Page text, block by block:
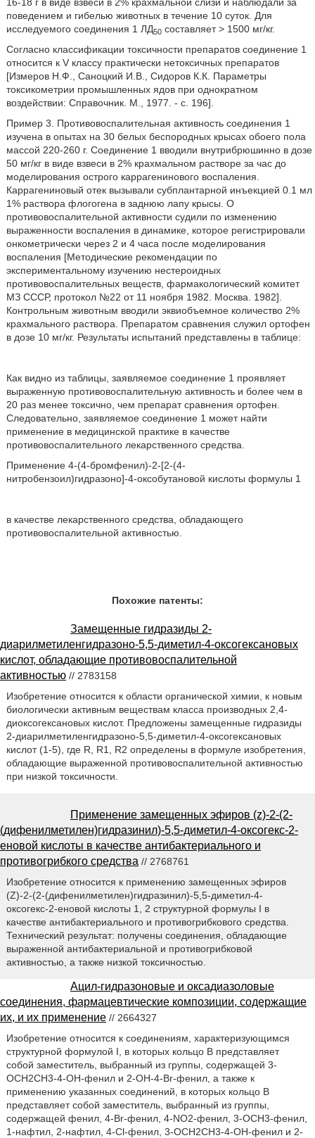
поведением и гибелью животных в течение 10 суток. Для
исследуемого соединения 1 ЛД50составляет > 1500 мг/кг.
Согласно классификации токсичности препаратов соединение 1
относится к V классу практически нетоксичных препаратов
[Измеров Н.Ф., Саноцкий И.В., Сидоров К.К. Параметры
токсикометрии промышленных ядов при однократном
воздействии: Справочник. М., 1977. - с. 196].
Пример 3. Противовоспалительная активность соединения 1
изучена в опытах на 30 белых беспородных крысах обоего пола
массой 220-260 г. Соединение 1 вводили внутрибрюшинно в дозе
50 мг/кг в виде взвеси в 2% крахмальном растворе за час до
моделирования острого каррагенинового воспаления.
Каррагениновый отек вызывали субплантарной инъекцией 0.1 мл
1% раствора флогогена в заднюю лапу крысы. О
противовоспалительной активности судили по изменению
выраженности воспаления в динамике, которое регистрировали
онкометрически через 2 и 4 часа после моделирования
воспаления [Методические рекомендации по
экспериментальному изучению нестероидных
противовоспалительных веществ, фармакологический комитет
МЗ СССР, протокол №22 от 11 ноября 1982. Москва. 1982].
Контрольным животным вводили эквиобъемное количество 2%
крахмального раствора. Препаратом сравнения служил ортофен
в дозе 10 мг/кг. Результаты испытаний представлены в таблице:
Как видно из таблицы, заявляемое соединение 1 проявляет
выраженную противовоспалительную активность и более чем в
20 раз менее токсично, чем препарат сравнения ортофен.
Следовательно, заявляемое соединение 1 может найти
применение в медицинской практике в качестве
противовоспалительного лекарственного средства.
Применение 4-(4-бромфенил)-2-[2-(4-
нитробензоил)гидразоно]-4-оксобутановой кислоты формулы 1
в качестве лекарственного средства, обладающего
противовоспалительной активностью.
Похожие патенты:
Замещенные гидразиды 2-
диарилметиленгидразоно-5,5-диметил-4-оксогексановых
кислот, обладающие противовоспалительной
активностью // 2783158
Изобретение относится к области органической химии, к новым
биологически активным веществам класса производных 2,4-
диоксогексановых кислот. Предложены замещенные гидразиды
2-диарилметиленгидразоно-5,5-диметил-4-оксогексановых
кислот (1-5), где R, R1, R2 определены в формуле изобретения,
обладающие выраженной противовоспалительной активностью
при низкой токсичности.
Применение замещенных эфиров (z)-2-(2-
(дифенилметилен)гидразинил)-5,5-диметил-4-оксогекс-2-
еновой кислоты в качестве антибактериального и
противогрибкого средства // 2768761
Изобретение относится к применению замещенных эфиров
(Z)-2-(2-(дифенилметилен)гидразинил)-5,5-диметил-4-
оксогекс-2-еновой кислоты 1, 2 структурной формулы I в
качестве антибактериального и противогрибкового средства.
Технический результат: получены соединения, обладающие
выраженной антибактериальной и противогрибковой
активностью, а также низкой токсичностью.
Ацил-гидразоновые и оксадиазоловые
соединения, фармацевтические композиции, содержащие
их, и их применение // 2664327
Изобретение относится к соединениям, характеризующимся
структурной формулой I, в которых кольцо В представляет
собой заместитель, выбранный из группы, содержащей 3-
ОСН2СН3-4-ОН-фенил и 2-OH-4-Br-фенил, а также к
применению указанных соединений, в которых кольцо В
представляет собой заместитель, выбранный из группы,
содержащей фенил, 4-Br-фенил, 4-NO2-фенил, 3-ОСН3-фенил,
1-нафтил, 2-нафтил, 4-Cl-фенил, 3-ОСН2СН3-4-ОН-фенил и 2-